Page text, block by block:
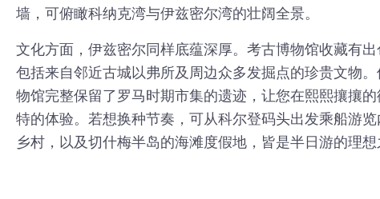
墙，可俯瞰科纳克湾与伊兹密尔湾的壮阔全景。
文化方面，伊兹密尔同样底蕴深厚。考古博物馆收藏有
包括来自邻近古城以弗所及周边众多发掘点的珍贵文物
物馆完整保留了罗马时期市集的遗迹，让您在熙熙攘攘
特的体验。若想换种节奏，可从科尔登码头出发乘船游
乡村，以及切什梅半岛的海滩度假地，皆是半日游的理想